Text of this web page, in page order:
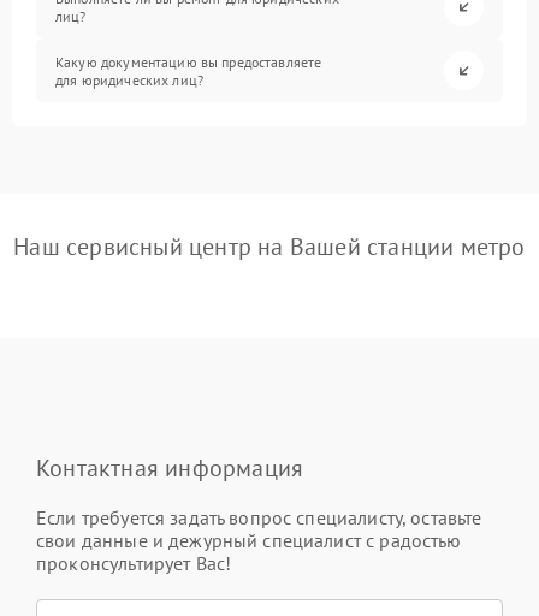
лиц?
Какую документацию вы предоставляете
для юридических лиц?
Наш сервисный центр на Вашей станции метро
Контактная информация
Если требуется задать вопрос специалисту, оставьте
свои данные и дежурный специалист с радостью
проконсультирует Вас!